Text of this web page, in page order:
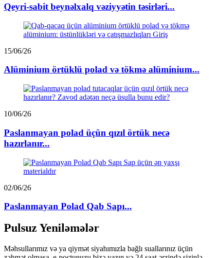
Qeyri-sabit beynəlxalq vəziyyətin təsirləri...
15/06/26
Alüminium örtüklü polad və tökmə alüminium...
10/06/26
Paslanmayan polad üçün qızıl örtük necə
hazırlanır...
02/06/26
Paslanmayan Polad Qab Sapı...
Pulsuz Yeniləmələr
Məhsullarımız və ya qiymət siyahımızla bağlı suallarınız üçün